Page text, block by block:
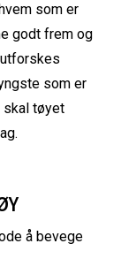
som er
godt frem og
som er
skal tøyet
å bevege